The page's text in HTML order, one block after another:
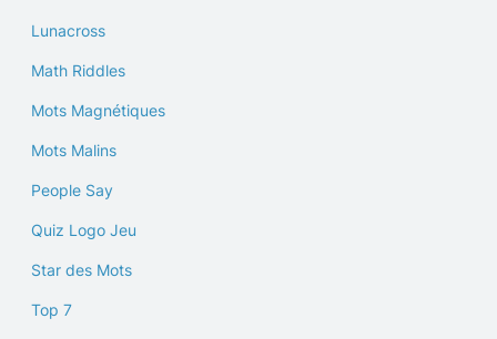
Lunacross
Math Riddles
Mots Magnétiques
Mots Malins
People Say
Quiz Logo Jeu
Star des Mots
Top 7